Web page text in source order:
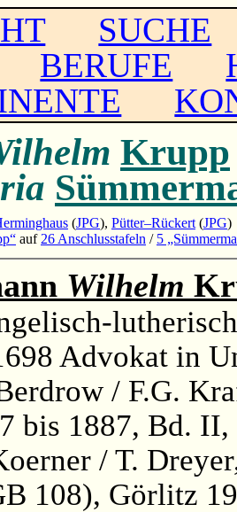
SUCHE
BERUFE
Krupp
(JPG), Pütter–Rückert (JPG)
auf 26 Anschlusstafeln / 5
Wilhelm
Advokat in
/ F.G.
bis 1887, Bd.
/ T.
108), Görlitz